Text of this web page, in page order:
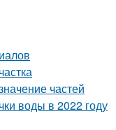
частей
воды в 2022 году